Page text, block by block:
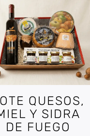
QUESOS,
Y SIDRA
DE FUEGO